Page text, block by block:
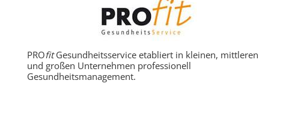
PROfitGesundheitsservice etabliert in kleinen, mittleren
und großen Unternehmen professionell
Gesundheitsmanagement.